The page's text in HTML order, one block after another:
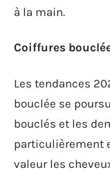
à la main.
Coiffures
Les tendances
bouclée se
bouclés et les
particulièrement
valeur les